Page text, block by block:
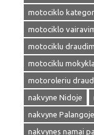
motociklo
motociklo
motociklu
motociklu mokykla
motoroleriu
nakvyne Nidoje
nakvyne Palangoje
nakvynes namai